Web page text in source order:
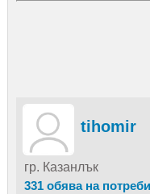
tihomir
гр. Казанлък
331 обява на